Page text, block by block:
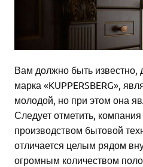
Вам должно быть известно,
марка «KUPPERSBERG»,
молодой, но при этом она
Следует отметить,
производством бытовой
отличается целым рядом
огромным количеством